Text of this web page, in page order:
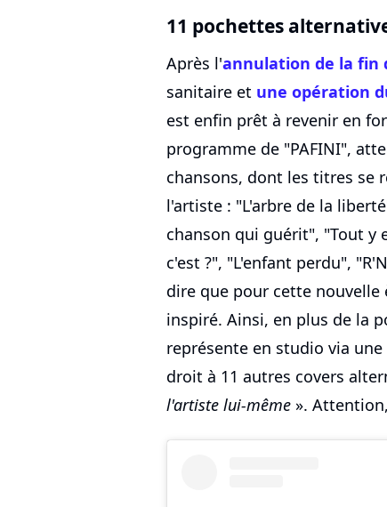
11 pochettes
Après l'annulation de la fin
sanitaire et une opération
est enfin prêt à revenir en
programme de "PAFINI",
chansons, dont les titres se
l'artiste : "L'arbre de la
chanson qui guérit", "Tout y
c'est ?", "L'enfant perdu",
dire que pour cette nouvelle
inspiré. Ainsi, en plus de la
représente en studio via
droit à 11 autres covers
l'artiste lui-même ».